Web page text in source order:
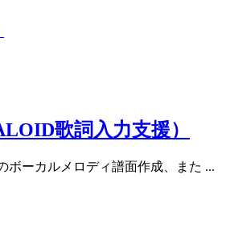
歌詞入力支援）
ボーカルメロディ譜面作成、また ...